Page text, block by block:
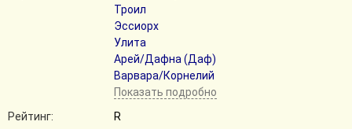
Троил
Эссиорх
Улита
Арей/Дафна (Даф)
Варвара/Корнелий
Показать подробно
Рейтинг:
R